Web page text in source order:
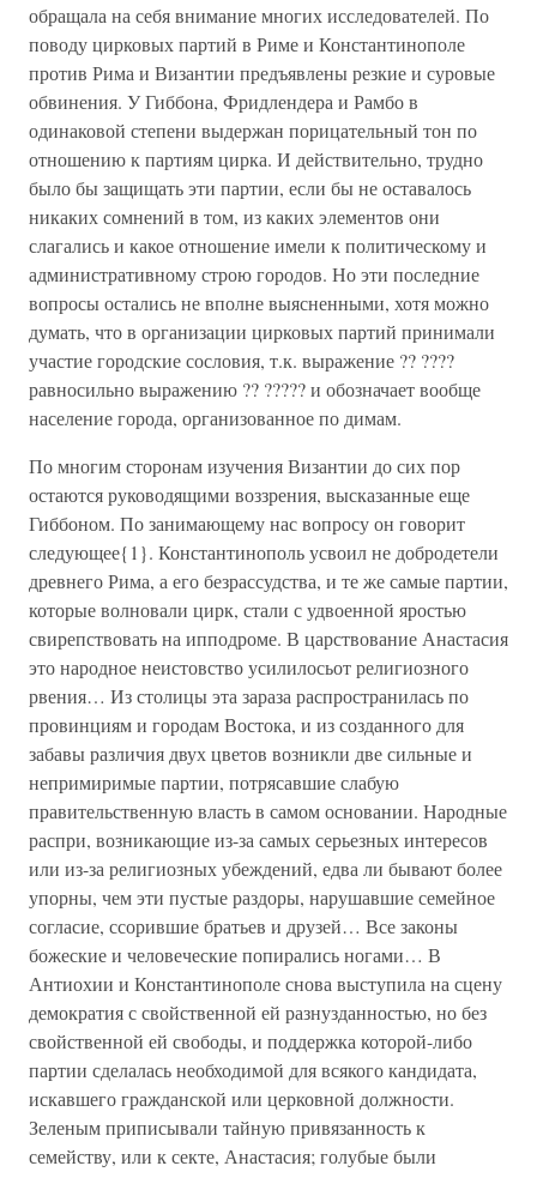
обращала на себя внимание многих исследователей. По
поводу цирковых партий в Риме и Константинополе
против Рима и Византии предъявлены резкие и суровые
обвинения. У Гиббона, Фридлендера и Рамбо в
одинаковой степени выдержан порицательный тон по
отношению к партиям цирка. И действительно, трудно
было бы защищать эти партии, если бы не оставалось
никаких сомнений в том, из каких элементов они
слагались и какое отношение имели к политическому и
административному строю городов. Но эти последние
вопросы остались не вполне выясненными, хотя можно
думать, что в организации цирковых партий принимали
участие городские сословия, т.к. выражение ?? ????
равносильно выражению ?? ????? и обозначает вообще
население города, организованное по димам.
По многим сторонам изучения Византии до сих пор
остаются руководящими воззрения, высказанные еще
Гиббоном. По занимающему нас вопросу он говорит
следующее{1}. Константинополь усвоил не добродетели
древнего Рима, а его безрассудства, и те же самые партии,
которые волновали цирк, стали с удвоенной яростью
свирепствовать на ипподроме. В царствование Анастасия
это народное неистовство усилилосьот религиозного
рвения… Из столицы эта зараза распространилась по
провинциям и городам Востока, и из созданного для
забавы различия двух цветов возникли две сильные и
непримиримые партии, потрясавшие слабую
правительственную власть в самом основании. Народные
распри, возникающие из-за самых серьезных интересов
или из-за религиозных убеждений, едва ли бывают более
упорны, чем эти пустые раздоры, нарушавшие семейное
согласие, ссорившие братьев и друзей… Все законы
божеские и человеческие попирались ногами… В
Антиохии и Константинополе снова выступила на сцену
демократия с свойственной ей разнузданностью, но без
свойственной ей свободы, и поддержка которой-либо
партии сделалась необходимой для всякого кандидата,
искавшего гражданской или церковной должности.
Зеленым приписывали тайную привязанность к
семейству, или к секте, Анастасия; голубые были